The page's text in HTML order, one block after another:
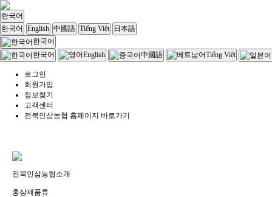
한국어
한국어
English 中國語 Tiếng Việt
日本語
한국어
한국어
English 中國語 Tiếng Việt
로그인
회원가입
정보찾기
고객센터
전북인삼농협 홈페이지 바로가기
전북인삼농협소개
홍삼제품류